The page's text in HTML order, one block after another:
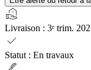
real_estate_agent
Livraison : 3ᵉ trim.
check
Statut : En travaux